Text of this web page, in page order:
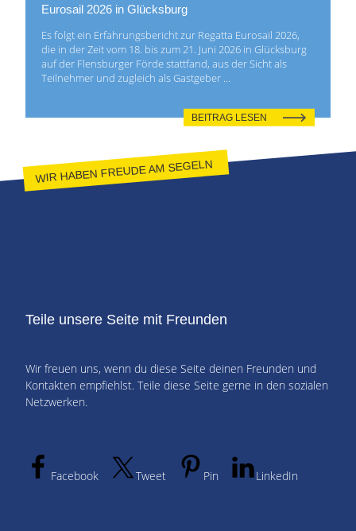
Eurosail 2026 in Glücksburg
Es folgt ein Erfahrungsbericht zur Regatta Eurosail 2026,
die in der Zeit vom 18. bis zum 21. Juni 2026 in Glücksburg
auf der Flensburger Förde stattfand, aus der Sicht als
Teilnehmer und zugleich als Gastgeber …
BEITRAG LESEN
WIR HABEN FREUDE AM SEGELN
Teile unsere Seite mit Freunden
Wir freuen uns, wenn du diese Seite deinen Freunden und
Kontakten empfiehlst. Teile diese Seite gerne in den sozialen
Netzwerken.
Facebook Tweet Pin LinkedIn